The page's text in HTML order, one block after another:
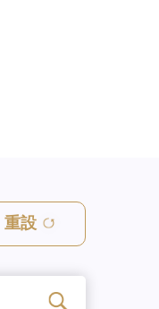
重設